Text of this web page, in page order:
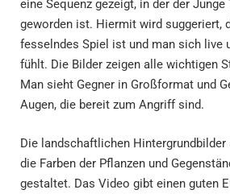
eine Sequenz gezeigt, in der der
geworden ist. Hiermit wird suggeriert,
fesselndes Spiel ist und man sich live
fühlt. Die Bilder zeigen alle wichtigen
Man sieht Gegner in Großformat und
Augen, die bereit zum Angriff sind.
Die landschaftlichen Hintergrundbilder
die Farben der Pflanzen und
gestaltet. Das Video gibt einen guten